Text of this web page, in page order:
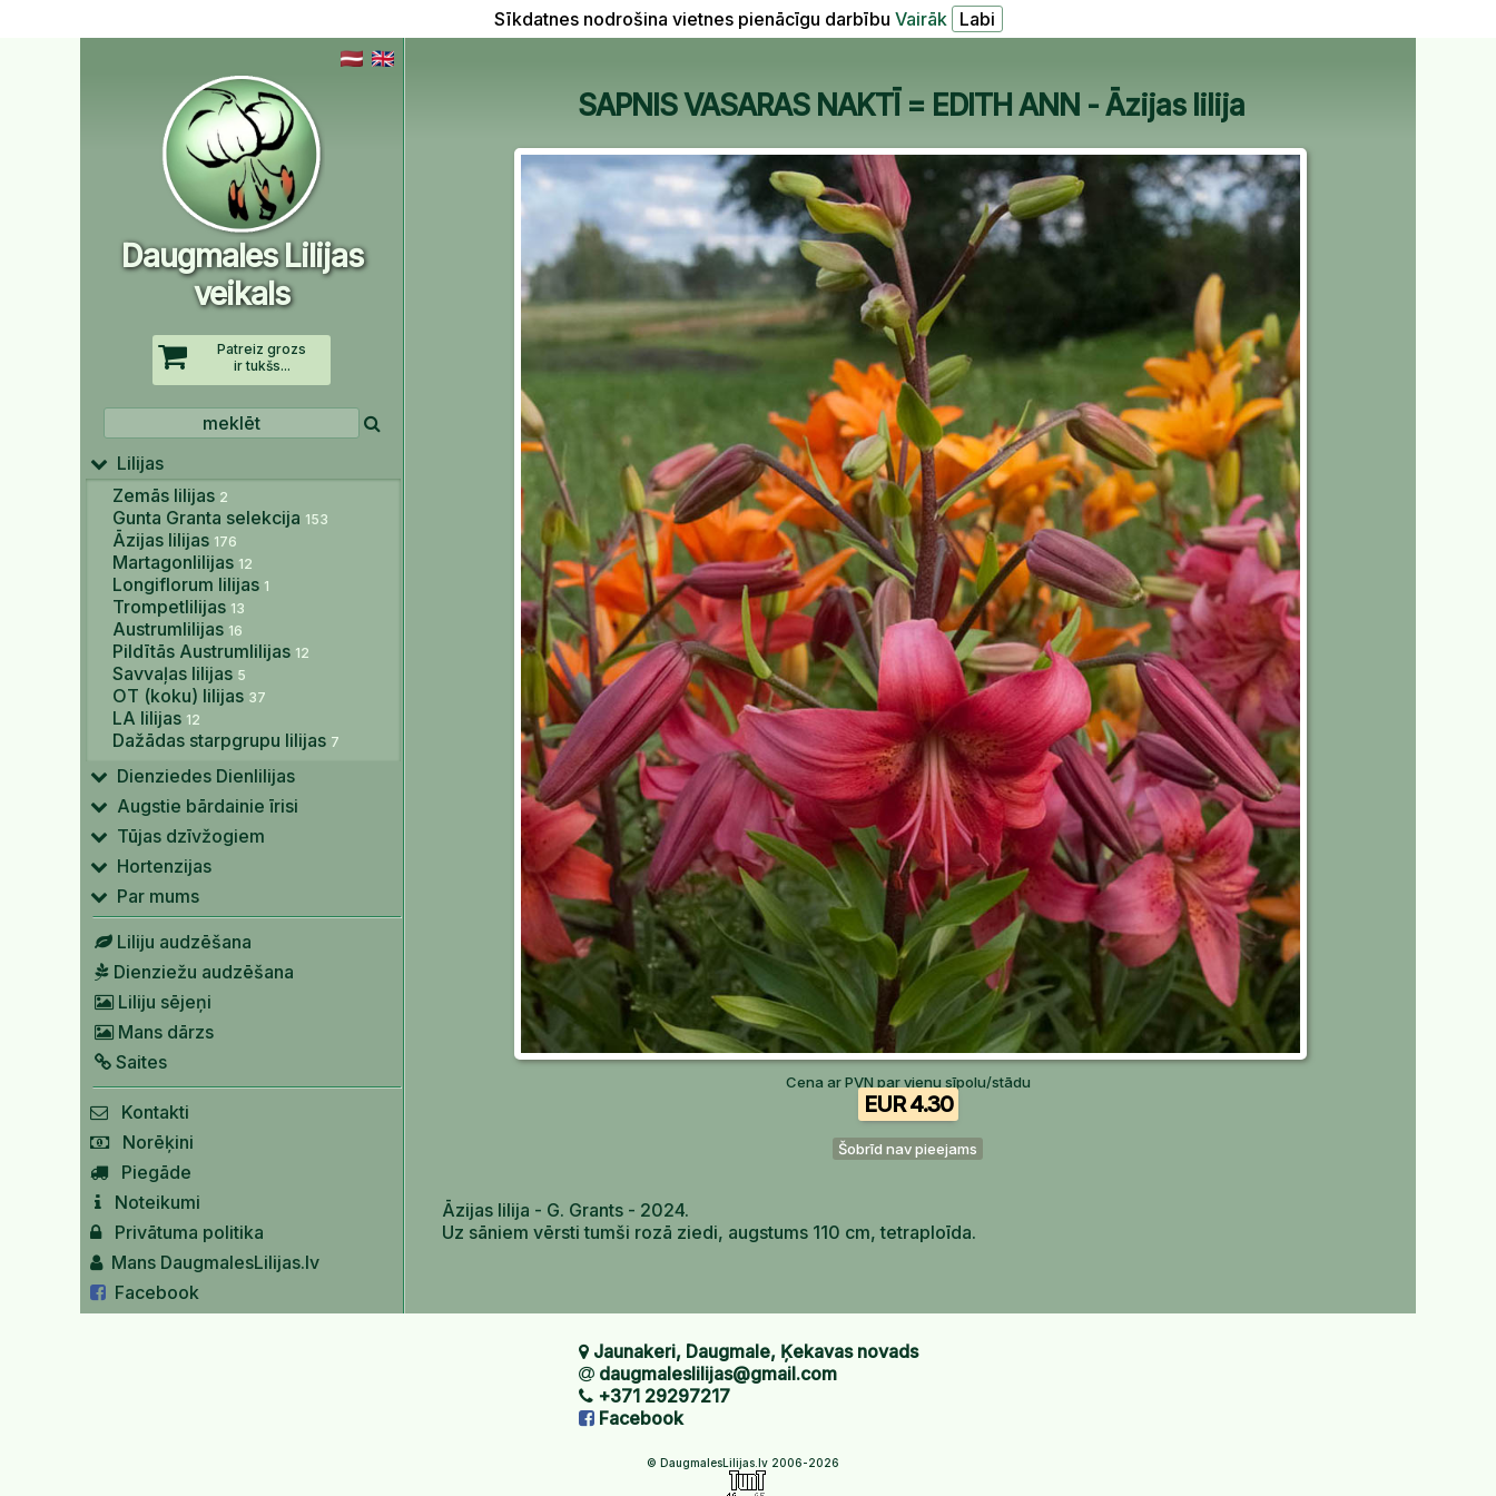
Sīkdatnes nodrošina vietnes pienācīgu darbību Vairāk
Daugmales Lilijas
veikals
Patreiz grozs
ir tukšs...
Lilijas
Zemās lilijas 2
Gunta Granta selekcija 153
Āzijas lilijas 176
Martagonlilijas 12
Longiflorum lilijas 1
Trompetlilijas 13
Austrumlilijas 16
Pildītās Austrumlilijas 12
Savvaļas lilijas 5
OT (koku) lilijas 37
LA lilijas 12
Dažādas starpgrupu lilijas 7
Dienziedes Dienlilijas
Augstie bārdainie īrisi
Tūjas dzīvžogiem
Hortenzijas
Par mums
Liliju audzēšana
Dienziežu audzēšana
Liliju sējeņi
Mans dārzs
Saites
Kontakti
Norēķini
Piegāde
Noteikumi
Privātuma politika
Mans DaugmalesLilijas.lv
Facebook
SAPNIS VASARAS NAKTĪ = EDITH ANN - Āzijas lilija
Cena ar PVN par vienu sīpolu/stādu
EUR 4.30
Šobrīd nav pieejams
Āzijas lilija - G. Grants - 2024.
Uz sāniem vērsti tumši rozā ziedi, augstums 110 cm, tetraploīda.
Jaunakeri, Daugmale, Ķekavas novads
daugmaleslilijas@gmail.com
+371 29297217
Facebook
© DaugmalesLilijas.lv 2006-2026